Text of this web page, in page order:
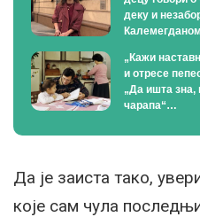
деку и
Калемегданом
„Кажи
и отресе
„Да ишта зна,
чарапа“…
Да је заиста тако,
које сам чула